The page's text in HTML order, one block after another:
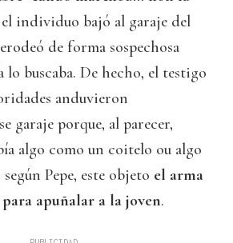
el individuo bajó al garaje del
de forma sospechosa
buscaba. De hecho, el testigo
anduvieron
garaje porque, al parecer,
algo como un coitelo ou algo
Pepe, este objeto el arma
apuñalar a la joven.